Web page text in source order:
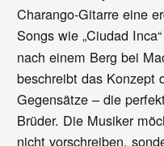
Charango-Gitarre eine
Songs wie „Ciudad
nach einem Berg bei
beschreibt das Konzept
Gegensätze – die
Brüder. Die Musiker
nicht vorschreiben,